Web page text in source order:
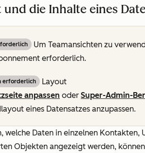
und die Inhalte eines
Um Teamansichten zu
erforderlich.
erforderlich
Layout
anpassen oder Super-Admin-
eines Datensatzes anzupassen.
welche Daten in einzelnen Kontakten,
Objekten angezeigt werden,